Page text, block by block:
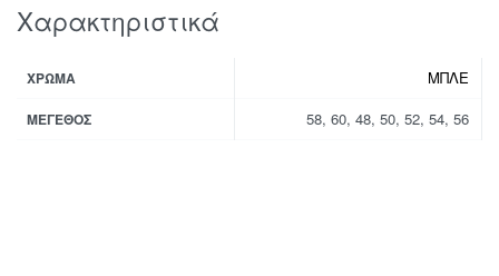
Χαρακτηριστικά
ΧΡΏΜΑ ΜΠΛΕ
ΜΈΓΕΘΟΣ 58, 60, 48, 50, 52, 54, 56